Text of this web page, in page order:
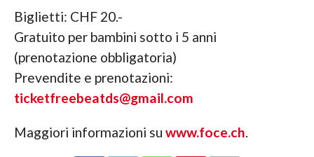
Biglietti: CHF 20.-
Gratuito per bambini sotto i 5 anni
(prenotazione obbligatoria)
Prevendite e prenotazioni:
ticketfreebeatds@gmail.com
Maggiori informazioni su www.foce.ch.